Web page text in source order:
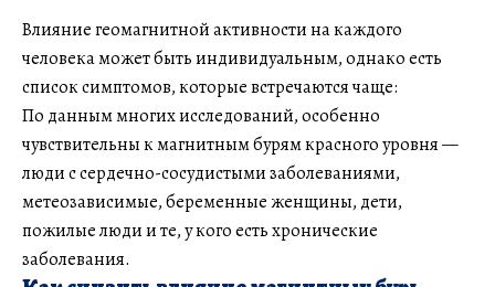
Влияние геомагнитной активности на каждого
человека может быть индивидуальным, однако есть
список симптомов, которые встречаются чаще:
По данным многих исследований, особенно
чувствительны к магнитным бурям красного уровня —
люди с сердечно-сосудистыми заболеваниями,
метеозависимые, беременные женщины, дети,
пожилые люди и те, у кого есть хронические
заболевания.